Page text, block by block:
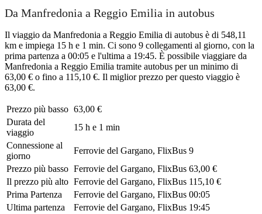
Da Manfredonia a Reggio Emilia in autobus
Il viaggio da Manfredonia a Reggio Emilia di autobus è di 548,11
km e impiega 15 h e 1 min. Ci sono 9 collegamenti al giorno, con la
prima partenza a 00:05 e l'ultima a 19:45. È possibile viaggiare da
Manfredonia a Reggio Emilia tramite autobus per un minimo di
63,00 € o fino a 115,10 €. Il miglior prezzo per questo viaggio è
63,00 €.
Prezzo più basso 63,00 €
Durata del
viaggio
15 h e 1 min
Connessione al
giorno
Ferrovie del Gargano, FlixBus 9
Prezzo più basso Ferrovie del Gargano, FlixBus 63,00 €
Il prezzo più alto Ferrovie del Gargano, FlixBus 115,10 €
Prima Partenza
Ferrovie del Gargano, FlixBus 00:05
Ultima partenza
Ferrovie del Gargano, FlixBus 19:45